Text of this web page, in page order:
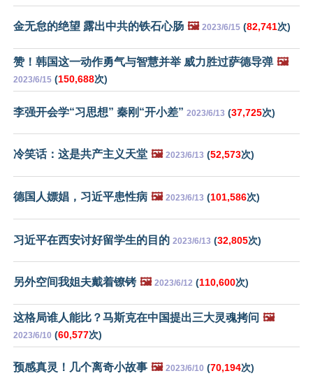
金无怠的绝望 露出中共的铁石心肠 🖼️ 2023/6/15 (82,741次)
赞！韩国这一动作勇气与智慧并举 威力胜过萨德导弹 🖼️
2023/6/15 (150,688次)
李强开会学“习思想” 秦刚“开小差” 2023/6/13 (37,725次)
冷笑话：这是共产主义天堂 🖼️ 2023/6/13 (52,573次)
德国人嫖娼，习近平患性病 🖼️ 2023/6/13 (101,586次)
习近平在西安讨好留学生的目的 2023/6/13 (32,805次)
另外空间我姐夫戴着镣铐 🖼️ 2023/6/12 (110,600次)
这格局谁人能比？马斯克在中国提出三大灵魂拷问 🖼️
2023/6/10 (60,577次)
预感真灵！几个离奇小故事 🖼️ 2023/6/10 (70,194次)